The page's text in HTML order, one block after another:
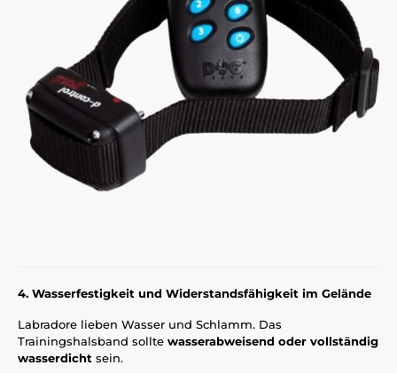
4. Wasserfestigkeit und Widerstandsfähigkeit im Gelände
Labradore lieben Wasser und Schlamm. Das
Trainingshalsband sollte wasserabweisend oder vollständig
wasserdicht sein.